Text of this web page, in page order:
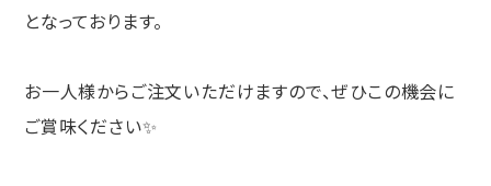
となっております。
お一人様からご注文いただけますので、ぜひこの機会に
ご賞味ください✨